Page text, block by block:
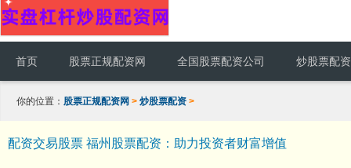
首页 股票正规配资网 全国股票配资公司 炒股票配资
你的位置： 股票正规配资网 > 炒股票配资 >
配资交易股票 福州股票配资：助力投资者财富增值